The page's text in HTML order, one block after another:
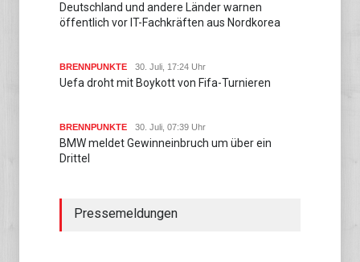
Deutschland und andere Länder warnen
öffentlich vor IT-Fachkräften aus Nordkorea
BRENNPUNKTE 30. Juli, 17:24 Uhr
Uefa droht mit Boykott von Fifa-Turnieren
BRENNPUNKTE 30. Juli, 07:39 Uhr
BMW meldet Gewinneinbruch um über ein
Drittel
Pressemeldungen